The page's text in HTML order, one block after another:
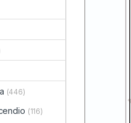
(446)
(116)